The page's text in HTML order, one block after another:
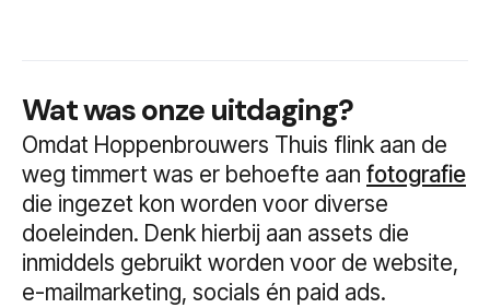
Wat was onze uitdaging?
Omdat Hoppenbrouwers Thuis flink aan de
weg timmert was er behoefte aan fotografie
die ingezet kon worden voor diverse
doeleinden. Denk hierbij aan assets die
inmiddels gebruikt worden voor de website,
e-mailmarketing, socials én paid ads.